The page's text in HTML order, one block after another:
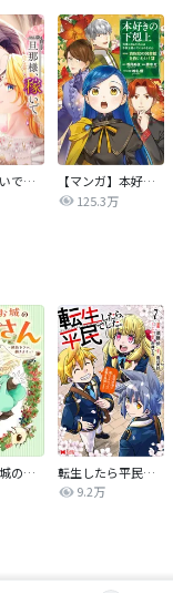
旦那様、稼いで離婚させていただきます！
【マンガ】本好きの下剋上 第四部
125.3万
あなたのお城の小人さん ～御飯下さい、働きますっ～（コミック）【分冊版】
転生したら平民でした。～生活水準に耐えられないので貴族を目指します～（コミック）
9.2万